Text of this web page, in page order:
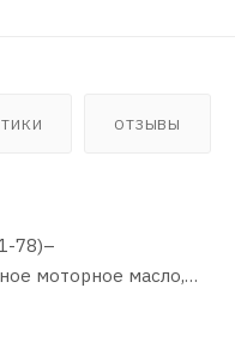
ОТЗЫВЫ
78)–
моторное масло,